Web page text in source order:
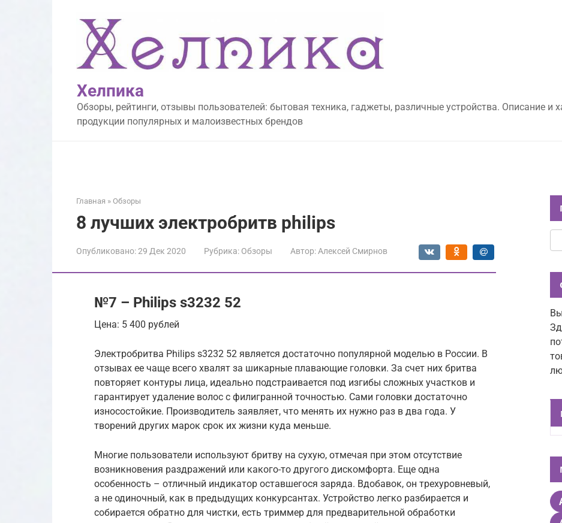
Хелпика
Обзоры, рейтинги, отзывы пользователей: бытовая техника, гаджеты, различные устройства. Описание и
продукции популярных и малоизвестных брендов
Главная » Обзоры
8 лучших электробритв philips
Опубликовано:29 Дек 2020 Рубрика: Обзоры Автор: Алексей Смирнов
№7 – Philips s3232 52
Цена: 5 400 рублей
Электробритва Philips s3232 52 является достаточно популярной моделью в России. В
отзывах ее чаще всего хвалят за шикарные плавающие головки. За счет них бритва
повторяет контуры лица, идеально подстраивается под изгибы сложных участков и
гарантирует удаление волос с филигранной точностью. Сами головки достаточно
износостойкие. Производитель заявляет, что менять их нужно раз в два года. У
творений других марок срок их жизни куда меньше.
Многие пользователи используют бритву на сухую, отмечая при этом отсутствие
возникновения раздражений или какого-то другого дискомфорта. Еще одна
особенность – отличный индикатор оставшегося заряда. Вдобавок, он трехуровневый,
а не одиночный, как в предыдущих конкурсантах. Устройство легко разбирается и
собирается обратно для чистки, есть триммер для предварительной обработки